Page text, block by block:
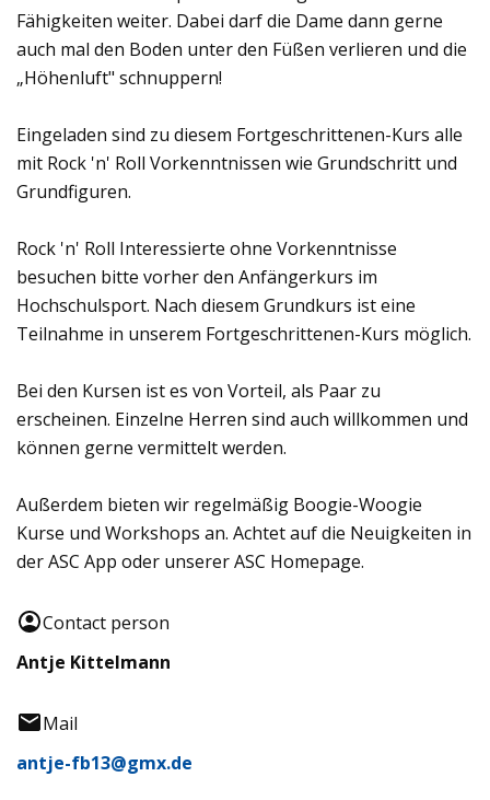
Fähigkeiten weiter. Dabei darf die Dame dann gerne
auch mal den Boden unter den Füßen verlieren und die
„Höhenluft" schnuppern!
Eingeladen sind zu diesem Fortgeschrittenen-Kurs alle
mit Rock 'n' Roll Vorkenntnissen wie Grundschritt und
Grundfiguren.
Rock 'n' Roll Interessierte ohne Vorkenntnisse
besuchen bitte vorher den Anfängerkurs im
Hochschulsport. Nach diesem Grundkurs ist eine
Teilnahme in unserem Fortgeschrittenen-Kurs möglich.
Bei den Kursen ist es von Vorteil, als Paar zu
erscheinen. Einzelne Herren sind auch willkommen und
können gerne vermittelt werden.
Außerdem bieten wir regelmäßig Boogie-Woogie
Kurse und Workshops an. Achtet auf die Neuigkeiten in
der ASC App oder unserer ASC Homepage.
Contact person
Antje Kittelmann
Mail
antje-fb13@gmx.de